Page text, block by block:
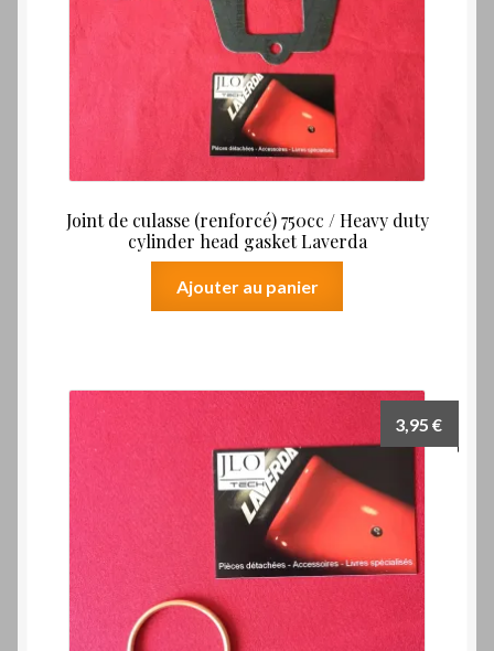
Joint de culasse (renforcé) 750cc / Heavy duty
cylinder head gasket Laverda
Ajouter au panier
3,95€